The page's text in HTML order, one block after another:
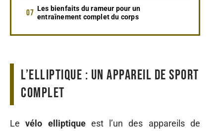
Les bienfaits du rameur pour un
entraînement complet du corps
L’elliptique : un appareil de sport
complet
Levélo elliptiqueest l’un des appareils de